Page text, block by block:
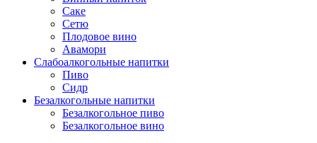
Саке
Сетю
Плодовое вино
Авамори
Слабоалкогольные напитки
Пиво
Сидр
Безалкогольные напитки
Безалкогольное пиво
Безалкогольное вино